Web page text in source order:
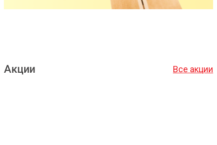
Акции Все акции